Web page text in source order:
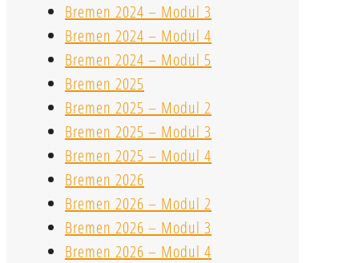
Bremen 2024 – Modul 3
Bremen 2024 – Modul 4
Bremen 2024 – Modul 5
Bremen 2025
Bremen 2025 – Modul 2
Bremen 2025 – Modul 3
Bremen 2025 – Modul 4
Bremen 2026
Bremen 2026 – Modul 2
Bremen 2026 – Modul 3
Bremen 2026 – Modul 4